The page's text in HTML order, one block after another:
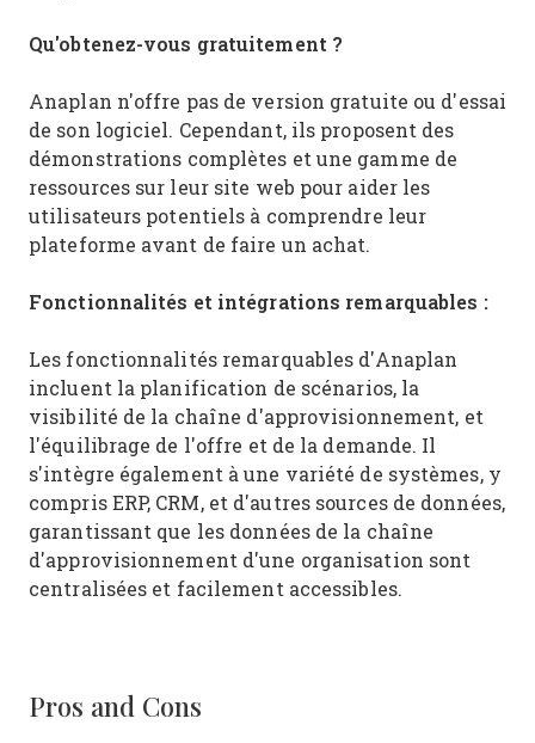
Qu'obtenez-vous gratuitement ?
Anaplan n'offre pas de version gratuite ou d'essai
de son logiciel. Cependant, ils proposent des
démonstrations complètes et une gamme de
ressources sur leur site web pour aider les
utilisateurs potentiels à comprendre leur
plateforme avant de faire un achat.
Fonctionnalités et intégrations remarquables :
Les fonctionnalités remarquables d'Anaplan
incluent la planification de scénarios, la
visibilité de la chaîne d'approvisionnement, et
l'équilibrage de l'offre et de la demande. Il
s'intègre également à une variété de systèmes, y
compris ERP, CRM, et d'autres sources de données,
garantissant que les données de la chaîne
d'approvisionnement d'une organisation sont
centralisées et facilement accessibles.
Pros and Cons